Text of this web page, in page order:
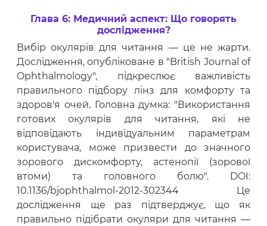
Глава 6: Медичний аспект: Що говорять
дослідження?
Вибір окулярів для читання — це не жарти.
Дослідження, опубліковане в "British Journal of
Ophthalmology", підкреслює важливість
правильного підбору лінз для комфорту та
здоров'я очей. Головна думка: "Використання
готових окулярів для читання, які не
відповідають індивідуальним параметрам
користувача, може призвести до значного
зорового дискомфорту, астенопії (зорової
втоми) та головного болю". DOI:
10.1136/bjophthalmol-2012-302344 Це
дослідження ще раз підтверджує, що як
правильно підібрати окуляри для читання —